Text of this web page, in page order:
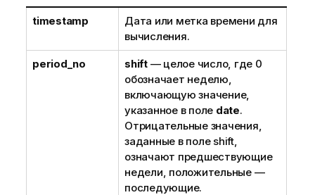
timestamp
Дата или метка времени для
вычисления.
period_no shift— целое число, где 0
обозначает неделю,
включающую значение,
указанное в поле date.
Отрицательные значения,
заданные в поле shift,
означают предшествующие
недели, положительные —
последующие.